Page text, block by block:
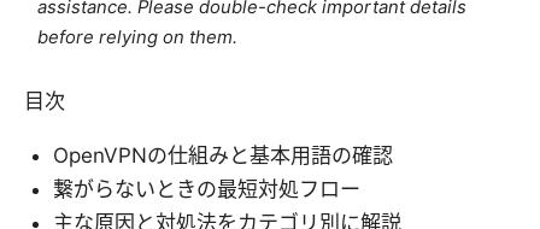
assistance. Please double-check important details
before relying on them.
目次
OpenVPNの仕組みと基本用語の確認
繋がらないときの最短対処フロー
主な原因と対処法をカテゴリ別に解説